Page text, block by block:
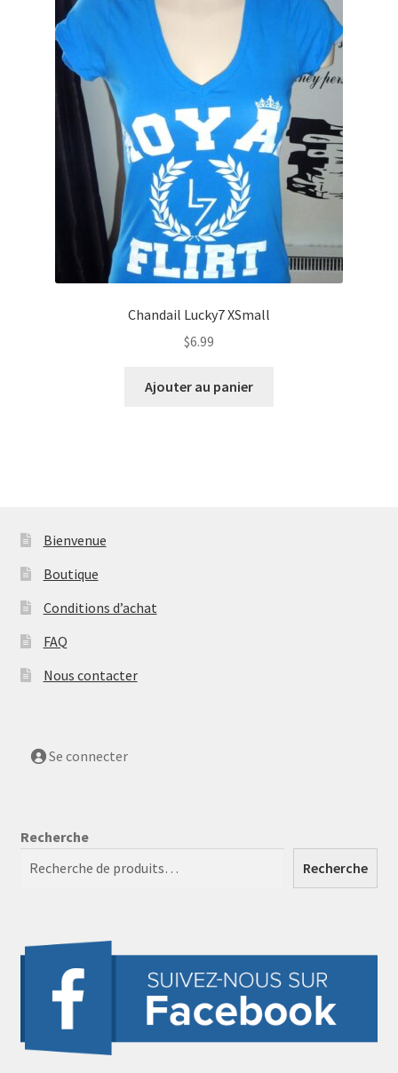
Chandail Lucky7 XSmall
$6.99
Ajouter au panier
Bienvenue
Boutique
Conditions d’achat
FAQ
Nous contacter
Se connecter
Recherche
Recherche